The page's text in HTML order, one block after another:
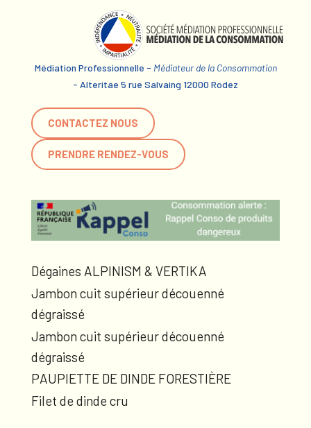
Médiation Professionnelle - Médiateur de la Consommation
- Alteritae 5 rue Salvaing 12000 Rodez
CONTACTEZ NOUS
PRENDRE RENDEZ-VOUS
Dégaines ALPINISM & VERTIKA
Jambon cuit supérieur découenné
dégraissé
Jambon cuit supérieur découenné
dégraissé
PAUPIETTE DE DINDE FORESTIÈRE
Filet de dinde cru